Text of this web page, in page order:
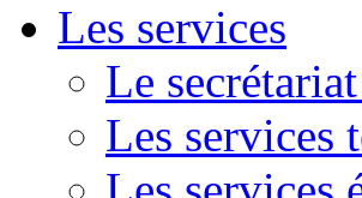
Les services
Le
Les services